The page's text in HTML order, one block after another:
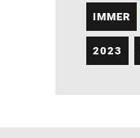
IMMER
2023